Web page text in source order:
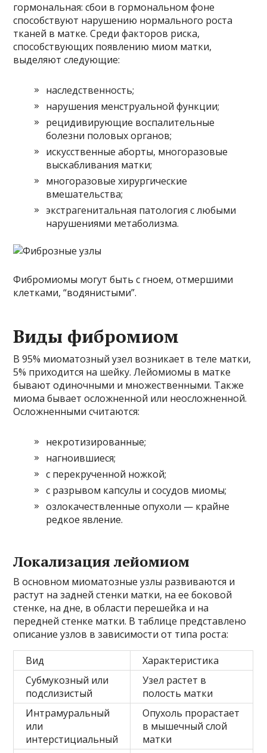
гормональная: сбои в гормональном фоне
способствуют нарушению нормального роста
тканей в матке. Среди факторов риска,
способствующих появлению миом матки,
выделяют следующие:
наследственность;
нарушения менструальной функции;
рецидивирующие воспалительные
болезни половых органов;
искусственные аборты, многоразовые
выскабливания матки;
многоразовые хирургические
вмешательства;
экстрагенитальная патология с любыми
нарушениями метаболизма.
Фибромиомы могут быть с гноем, отмершими
клетками, “водянистыми”.
Виды фибромиом
В 95% миоматозный узел возникает в теле матки,
5% приходится на шейку. Лейомиомы в матке
бывают одиночными и множественными. Также
миома бывает осложненной или неосложненной.
Осложненными считаются:
некротизированные;
нагноившиеся;
с перекрученной ножкой;
с разрывом капсулы и сосудов миомы;
озлокачествленные опухоли — крайне
редкое явление.
Локализация лейомиом
В основном миоматозные узлы развиваются и
растут на задней стенки матки, на ее боковой
стенке, на дне, в области перешейка и на
передней стенке матки. В таблице представлено
описание узлов в зависимости от типа роста:
Вид
Характеристика
Субмукозный или
подслизистый
Узел растет в
полость матки
Интрамуральный
или
интерстициальный
Опухоль прорастает
в мышечный слой
матки